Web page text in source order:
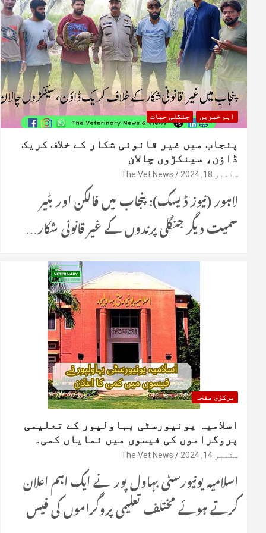
اہم خبریں جنگلی حیات
پنجاب میں غیر قانونی شکار کے خلاف کریک
ڈاؤن، سینکڑوں چالان
ستمبر 18, 2024 The Vet News
لاہور (نیوز ڈیسک): پنجاب میں فالکن اور بٹیر
سمیت دیگر جنگلی پرندوں کے غیر قانونی شکار…
مرکزی صفحہ
اسلامیہ یونیورسٹی بہاولپور کے تعلیمی
پروگراموں کی فیسوں میں نمایاں کمی۔
ستمبر 14, 2024 The Vet News
اسلامیہ یونیورسٹی بہاول پور نے ایک اہم اعلان
کرتے ہوئے مختلف تعلیمی پروگراموں کی فیس